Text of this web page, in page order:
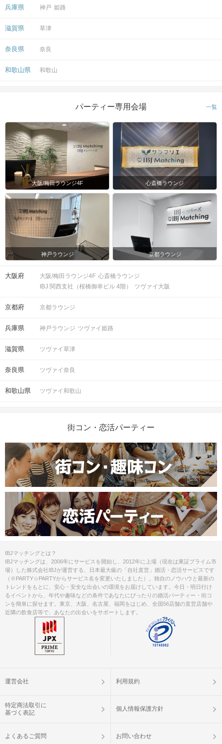
兵庫県 神戸 姫路
滋賀県 草津
奈良県 奈良
和歌山県 和歌山
パーティー専用会場 一覧
大阪/梅田ラウンジ4F 心斎橋ラウンジ
神戸ラウンジ 京都ラウンジ
大阪府 大阪/梅田ラウンジ4F 心斎橋ラウンジ
IBJ 関西支社（桜橋御幸ビル 4階）
ツヴァイ大阪
京都府 京都ラウンジ
兵庫県 神戸ラウンジ ツヴァイ姫路
滋賀県 ツヴァイ草津
奈良県 ツヴァイ奈良
和歌山県 ツヴァイ和歌山
街コン・恋活パーティー
IBJマッチングとは？
IBJマッチングは、2006年にサービスを開始し、2012年に上場（現在は東証プライム市
場）した株式会社IBJが運営する、日本最大級の「自社直営」婚活・恋活サービスです
（※PARTY☆PARTYからサービス名を変更いたしました）。独自のノウハウと最新の
トレンドをもとに、安心・安全な出会いの環境をお届けしています。今日・明日行け
るイベントから、年代や趣味などの条件であなたにぴったりの婚活パーティー・街コ
ンを簡単に探せます。東京、大阪、名古屋、福岡をはじめ、全国56店舗の直営店舗や
近隣の飲食店等で、あなたの出会いをサポートします。
運営会社 利用規約
特定商法取引に
基づく表記
個人情報保護方針
よくあるご質問 お問い合わせ